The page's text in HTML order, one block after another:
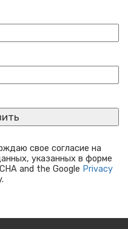
свое согласие на
указанных в форме
and the Google Privacy